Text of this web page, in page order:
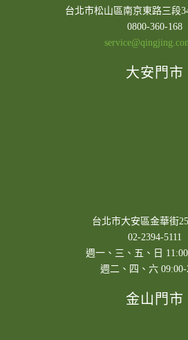
台北市松山區南京東路三段
0800-360-168
大安門市
台北市大安區金華街
02-2394-5111
週一、三、五、日
週二、四、六 09:00-
金山門市